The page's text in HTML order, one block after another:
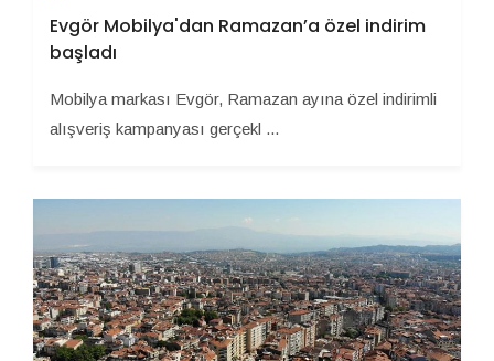
Evgör Mobilya'dan Ramazan’a özel indirim
başladı
Mobilya markası Evgör, Ramazan ayına özel indirimli
alışveriş kampanyası gerçekl ...